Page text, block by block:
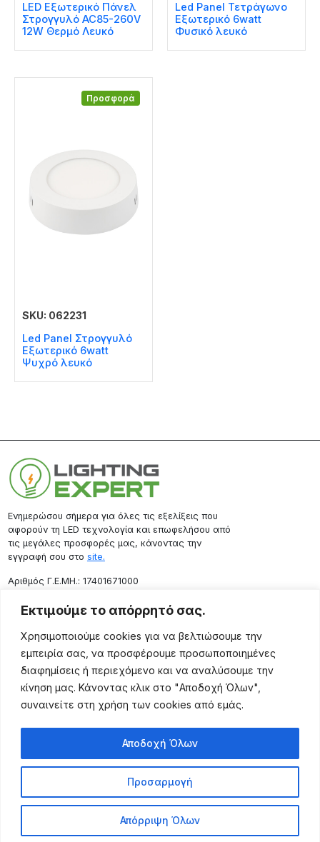
Εκτιμούμε το απόρρητό σας.
Χρησιμοποιούμε cookies για να βελτιώσουμε την
εμπειρία σας, να προσφέρουμε προσωποποιημένες
διαφημίσεις ή περιεχόμενο και να αναλύσουμε την
κίνηση μας. Κάνοντας κλικ στο "Αποδοχή Όλων",
συναινείτε στη χρήση των cookies από εμάς.
Προσαρμογή
Απόρριψη Όλων
Αποδοχή Όλων
LED Εξωτερικό Πάνελ
Στρογγυλό AC85-260V
12W Θερμό Λευκό
Led Panel Τετράγωνο
Εξωτερικό 6watt
Φυσικό λευκό
Προσφορά
SKU: 062231
Led Panel Στρογγυλό
Εξωτερικό 6watt
Ψυχρό λευκό
Ενημερώσου σήμερα για όλες τις εξελίξεις που
αφορούν τη LED τεχνολογία και επωφελήσου από
τις μεγάλες προσφορές μας, κάνοντας την
εγγραφή σου στο site.
Aριθμός Γ.Ε.ΜΗ.: 17401671000
Επικοινωνία
Ρόδου 133, Αθήνα 10443
(+30) 211 725 5427
sales@lightingexpert.gr
Χρήσιμες Σελίδες
Προϊόντα
Τρόποι Αποστολής